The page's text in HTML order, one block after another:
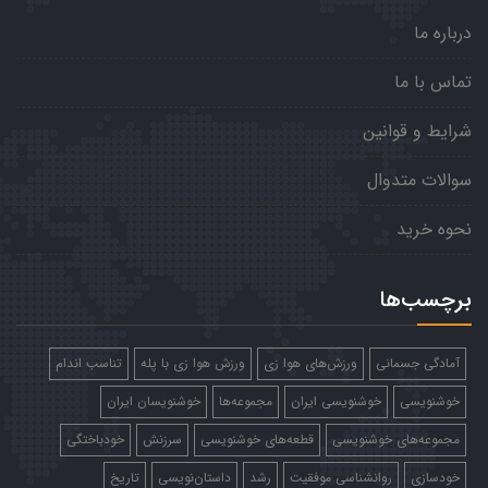
درباره ما
تماس با ما
شرایط و قوانین
سوالات متدوال
نحوه خرید
برچسب‌ها
آمادگی جسمانی ورزش‌های هوا زی ورزش هوا زی با پله
تناسب اندام
خوشنویسی
خوشنویسی ایران مجموعه‌ها
خوشنویسان ایران
مجموعه‌های خوشنویسی
قطعه‌های خوشنویسی سرزنش
خودباختگی
خودسازی
روانشناسی موفقیت رشد داستان‌نویسی تاریخ